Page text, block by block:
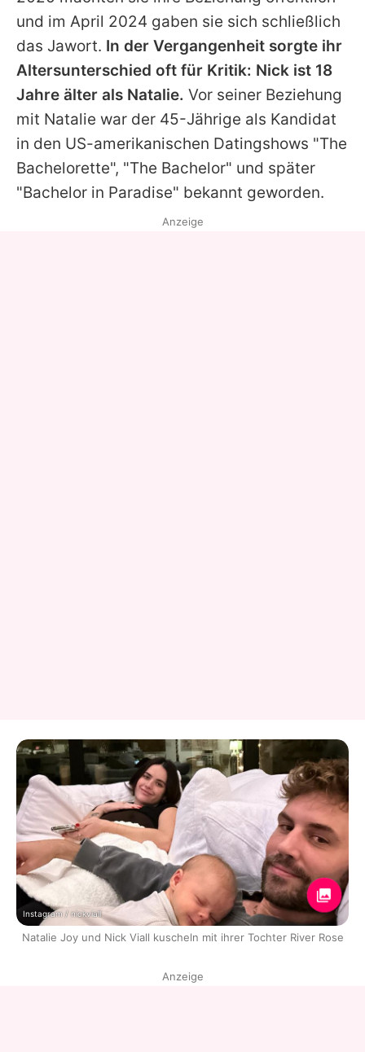
und im April 2024 gaben sie sich schließlich
das Jawort. In der Vergangenheit sorgte ihr
Altersunterschied oft für Kritik: Nick ist 18
Jahre älter als Natalie. Vor seiner Beziehung
mit Natalie war der 45-Jährige als Kandidat
in den US-amerikanischen Datingshows "The
Bachelorette", "The Bachelor" und später
"Bachelor in Paradise" bekannt geworden.
Anzeige
Instagram / nickviall
Natalie Joy und Nick Viall kuscheln mit ihrer Tochter River Rose
Anzeige